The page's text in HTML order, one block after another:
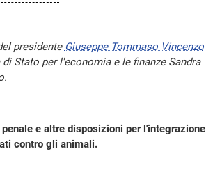
presidente Giuseppe Tommaso Vincenzo
Stato per l'economia e le finanze Sandra
e altre disposizioni per l'integrazione
contro gli animali.